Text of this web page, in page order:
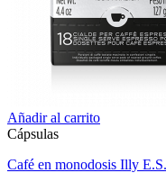
Añadir al carrito
Cápsulas
Café en monodosis Illy